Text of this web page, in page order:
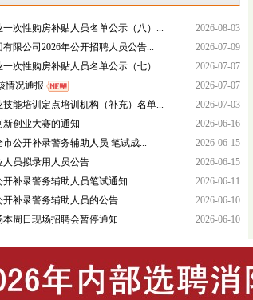
次性购房补贴人员名单公示（八）...
2026-08-03
限公司2026年公开招聘人员公告...
2026-07-09
次性购房补贴人员名单公示（七）...
2026-07-07
情况通报
2026-07-07
能培训定点培训机构（补充）名单...
2026-07-03
创业大赛的通知
2026-06-16
公开补录警务辅助人员 笔试成...
2026-06-15
员拟录用人员公告
2026-06-15
补录警务辅助人员笔试通知
2026-06-11
补录警务辅助人员的公告
2026-06-10
周日现场招聘会暂停通知
2026-06-10